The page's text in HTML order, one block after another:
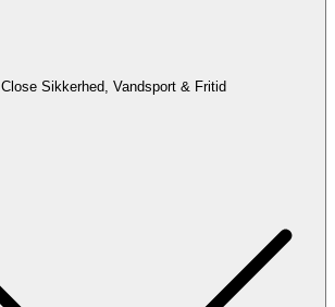
Close Sikkerhed, Vandsport & Fritid